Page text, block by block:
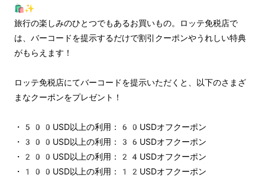
🛍️✨
旅行の楽しみのひとつでもあるお買いもの。ロッテ免税店で
は、バーコードを提示するだけで割引クーポンやうれしい特典
がもらえます！
ロッテ免税店にてバーコードを提示いただくと、以下のさまざ
まなクーポンをプレゼント！
・500USD以上の利用：60USDオフクーポン
・300USD以上の利用：36USDオフクーポン
・200USD以上の利用：24USDオフクーポン
・100USD以上の利用：12USDオフクーポン